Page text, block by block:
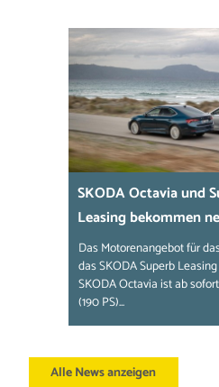
SKODA Octavia und
Leasing bekommen
Das Motorenangebot für
das SKODA Superb
SKODA Octavia ist ab
(190 PS)...
Alle News anzeigen